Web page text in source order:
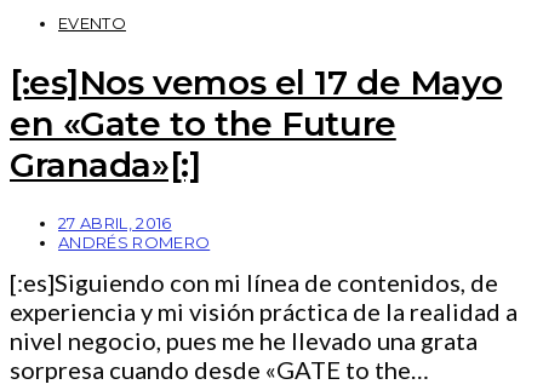
EVENTO
[:es]Nos vemos el 17 de Mayo
en «Gate to the Future
Granada»[:]
27 ABRIL, 2016
ANDRÉS ROMERO
[:es]Siguiendo con mi línea de contenidos, de
experiencia y mi visión práctica de la realidad a
nivel negocio, pues me he llevado una grata
sorpresa cuando desde «GATE to the…